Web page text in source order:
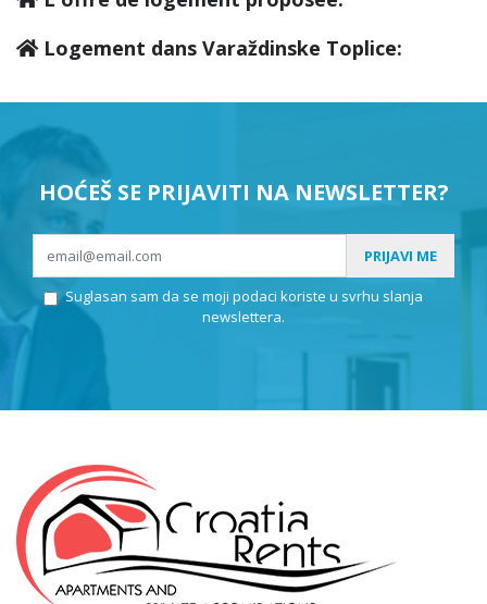
Logement dans Varaždinske Toplice:
HOĆEŠ SE PRIJAVITI NA NEWSLETTER?
PRIJAVI ME
Suglasan sam da se moji podaci koriste u svrhu slanja
newslettera.